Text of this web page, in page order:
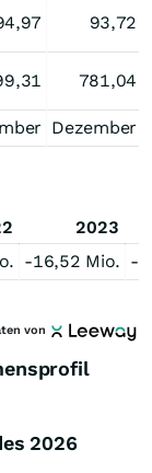
93,72
781,04
Dezember
2023
-16,52 Mio. -
von
2026